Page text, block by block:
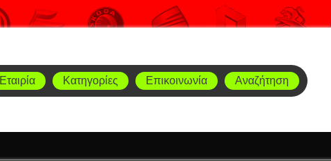
Εταιρία Κατηγορίες Επικοινωνία Αναζήτηση